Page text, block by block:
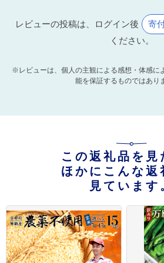
レビューの投稿は、ログイン後 寄
ください。
※レビューは、個人の主観による感想・体感に
能を保証するものではあり
この返礼品を見
ほかにこんな返
見ています